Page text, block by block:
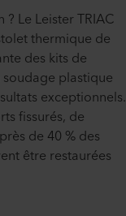
Le Leister TRIAC
thermique de
des kits de
plastique
exceptionnels.
fissurés, de
de 40 % des
être restaurées